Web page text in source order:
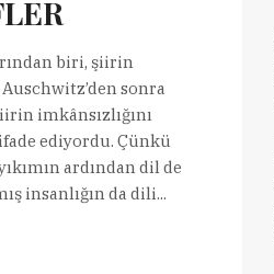
biri, şiirin
sonra
imkânsızlığını
ediyordu. Çünkü
ardından dil de
insanlığın da dili...